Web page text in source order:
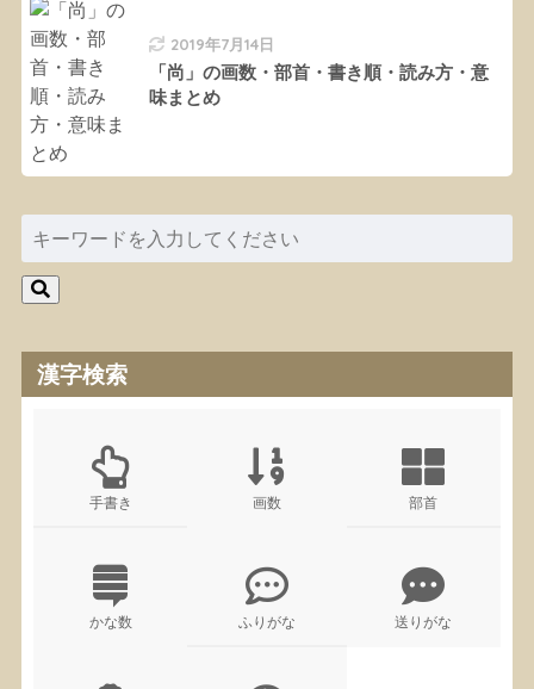
2019年7月14日
「尚」の画数・部首・書き順・読み方・意
味まとめ
漢字検索
手書き 画数 部首
かな数 ふりがな 送りがな